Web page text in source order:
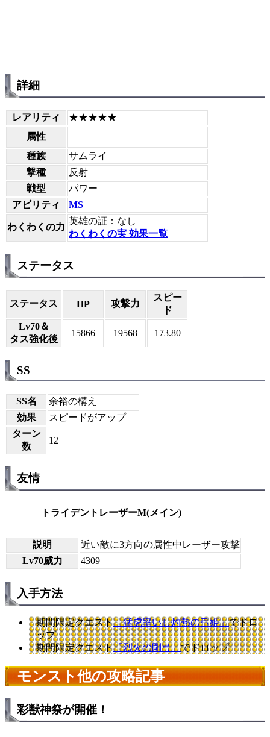
詳細
レアリティ
★★★★★
属性
種族
サムライ
撃種
反射
戦型
パワー
アビリティ
MS
わくわくの力
英雄の証：なし
わくわくの実 効果一覧
ステータス
ステータス HP 攻撃力
スピー
ド
Lv70＆
タス強化後
15866 19568 173.80
SS
SS名
余裕の構え
効果
スピードがアップ
ターン
数
12
友情
トライデントレーザーM(メイン)
説明
近い敵に3方向の属性中レーザー攻撃
Lv70威力
4309
入手方法
期間限定クエスト「猛虎率いし灼熱の弓姫」でドロ
ップ
期間限定クエスト「烈火の剛弓」でドロップ
モンスト他の攻略記事
彩獣神祭が開催！